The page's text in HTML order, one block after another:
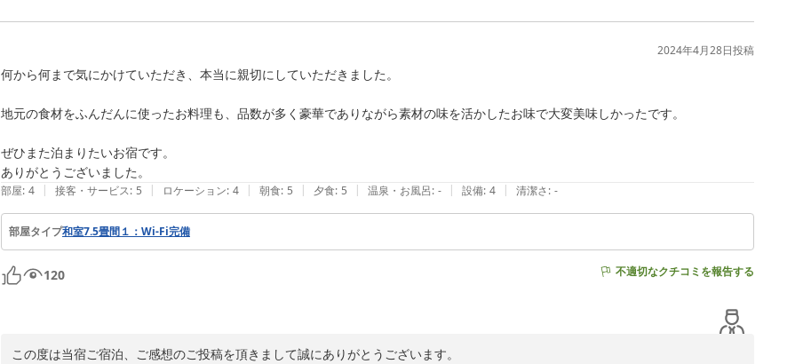
丁度、地魚が色々ありましたのでついついサービスしてしまいました、女性1名様にはちょっと多すぎたかな？と思いましたが、、
2泊目は素泊まりありがとうございました。
1泊は食事付き、2泊目は素泊まりでもOKです。
また、スキンダイビングを楽しみに来て下さいね！
夏の海は最高ですよ！
ありがとうございました。
2024年4月28日投稿
何から何まで気にかけていただき、本当に親切にしていただきました。
地元の食材をふんだんに使ったお料理も、品数が多く豪華でありながら素材の味を活かしたお味で大変美味しかったです。
ぜひまた泊まりたいお宿です。
ありがとうございました。
部屋: 4 | 接客・サービス: 5 | ロケーション: 4 | 朝食: 5 | 夕食: 5 | 温泉・お風呂: - | 設備: 4 | 清潔さ: -
部屋タイプ和室7.5畳間１：Wi-Fi完備
120 不適切なクチコミを報告する
この度は当宿ご宿泊、ご感想のご投稿を頂きまして誠にありがとうございます。